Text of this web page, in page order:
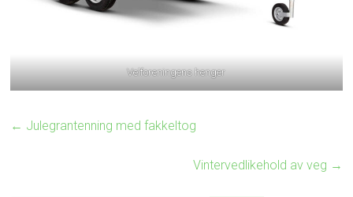
Velforeningens henger
← Julegrantenning med fakkeltog
Vintervedlikehold av veg →